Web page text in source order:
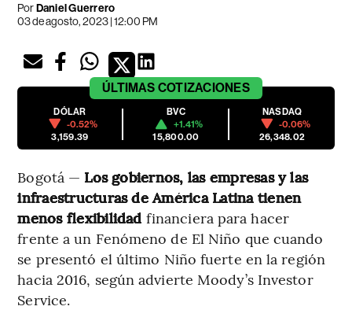
PorDaniel Guerrero
03 de agosto, 2023 | 12:00 PM
ÚLTIMAS COTIZACIONES
DÓLAR
-0.52%
3,159.39
BVC
+1.41%
15,800.00
NASDAQ
-0.06%
26,348.02
Bogotá — Los gobiernos, las empresas y las
infraestructuras de América Latina tienen
menos flexibilidad financiera para hacer
frente a un Fenómeno de El Niño que cuando
se presentó el último Niño fuerte en la región
hacia 2016, según advierte Moody’s Investor
Service.